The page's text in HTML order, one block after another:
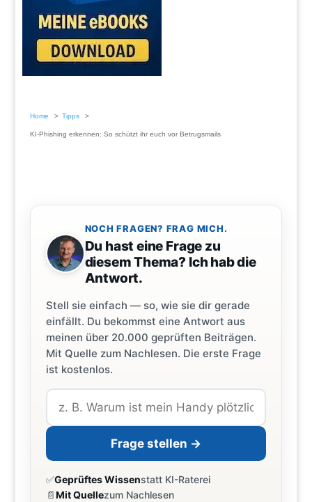
Home Tipps
KI-Phishing erkennen: So schützt ihr euch vor Betrugsmails
NOCH FRAGEN? FRAG MICH.
Du hast eine Frage zu
diesem Thema? Ich hab die
Antwort.
Stell sie einfach — so, wie sie dir gerade
einfällt. Du bekommst eine Antwort aus
meinen über 20.000 geprüften Beiträgen.
Mit Quelle zum Nachlesen. Die erste Frage
ist kostenlos.
Frage stellen →
✅Geprüftes Wissenstatt KI-Raterei
📄Mit Quellezum Nachlesen